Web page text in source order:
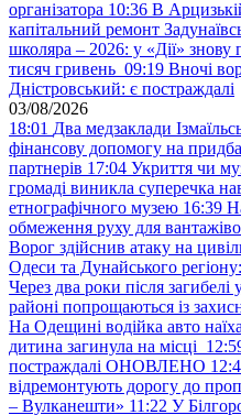
організатора 10:36 В
капітальний ремонт
школяра – 2026: у «Дії»
тисяч гривень 09:19 Вночі
Дністровський: є постраждалі
03/08/2026
18:01 Два медзаклади
фінансову допомогу на
партнерів 17:04 Укриття чи
громаді виникла суперечка
етнографічного музею 16:39
обмеження руху для
Ворог здійснив атаку на
Одеси та Дунайського
Через два роки після
районі попрощаються із
На Одещині водійка авто
дитина загинула на місці
постраждалі ОНОВЛЕНО
відремонтують дорогу до
– Вулканешти» 11:22 У